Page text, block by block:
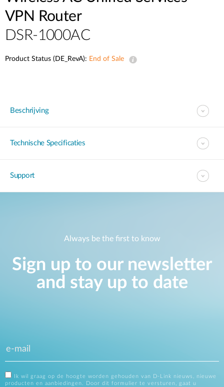
VPN Router
DSR-1000AC
Product Status (DE_RevA): End of Sale
Beschrijving
Technische Specificaties
Support
Always be the first to know
Sign up to our newsletter
and stay up to date
Ik wil graag op de hoogte worden gehouden van D-Link nieuws, nieuwe
producten en aanbiedingen. Door dit formulier te versturen, gaat u